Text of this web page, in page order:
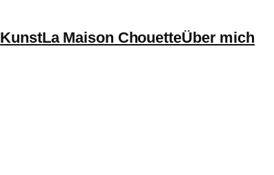
KunstLa Maison ChouetteÜber mich